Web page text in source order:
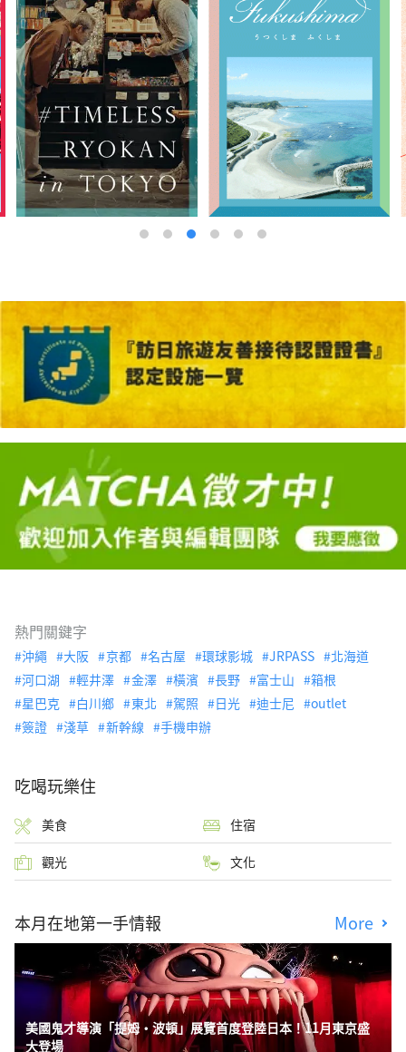
熱門關鍵字
沖繩 大阪 京都 名古屋 環球影城 JRPASS
北海道
河口湖
輕井澤 金澤 橫濱 長野 富士山
箱根
星巴克
白川鄉 東北 駕照 日光 迪士尼
outlet
簽證
淺草 新幹線 手機申辦
吃喝玩樂住
美食 住宿
觀光 文化
本月在地第一手情報 More
美國鬼才導演「提姆・波頓」展覽首度登陸日本！11月東京盛
大登場